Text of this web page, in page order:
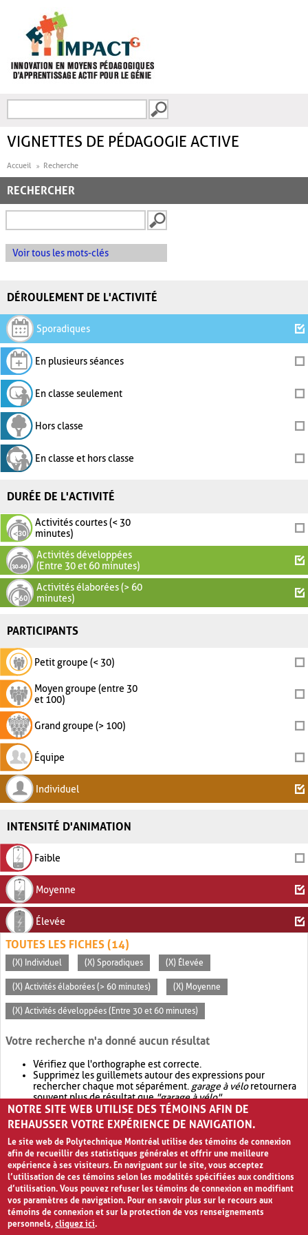
FORMULAIRE DE
VIGNETTES DE PÉDAGOGIE ACTIVE
Accueil Recherche
RECHERCHER
Voir tous les mots-clés
DÉROULEMENT DE L'ACTIVITÉ
Sporadiques
En plusieurs séances
En classe seulement
Hors classe
En classe et hors classe
DURÉE DE L'ACTIVITÉ
Activités courtes (< 30
minutes)
Activités développées
(Entre 30 et 60 minutes)
Activités élaborées (> 60
minutes)
PARTICIPANTS
Petit groupe (< 30)
Moyen groupe (entre 30
et 100)
Grand groupe (> 100)
Équipe
Individuel
INTENSITÉ D'ANIMATION
Faible
Moyenne
Élevée
TOUTES LES FICHES (14)
(X) Individuel (X) Sporadiques (X) Élevée
(X) Activités élaborées (> 60 minutes) (X) Moyenne
(X) Activités développées (Entre 30 et 60 minutes)
Votre recherche n'a donné aucun résultat
Vérifiez que l'orthographe est correcte.
Supprimez les guillemets autour des expressions pour
rechercher chaque mot séparément. garage à véloretournera
souvent plus de résultat que"garage à vélo".
Envisagez d'élargir votre recherche avec OR.garage OR vélo
retournera souvent plus de résultat quegarage à vélo
NOTRE SITE WEB UTILISE DES TÉMOINS AFIN DE
REHAUSSER VOTRE EXPÉRIENCE DE NAVIGATION.
Le site web de Polytechnique Montréal utilise des témoins de connexion
afin de recueillir des statistiques générales et offrir une meilleure
expérience à ses visiteurs. En naviguant sur le site, vous acceptez
l’utilisation de ces témoins selon les modalités spécifiées aux conditions
d’utilisation. Vous pouvez refuser les témoins de connexion en modifiant
vos paramètres de navigation. Pour en savoir plus sur le recours aux
témoins de connexion et sur la protection de vos renseignements
personnels,cliquez ici.